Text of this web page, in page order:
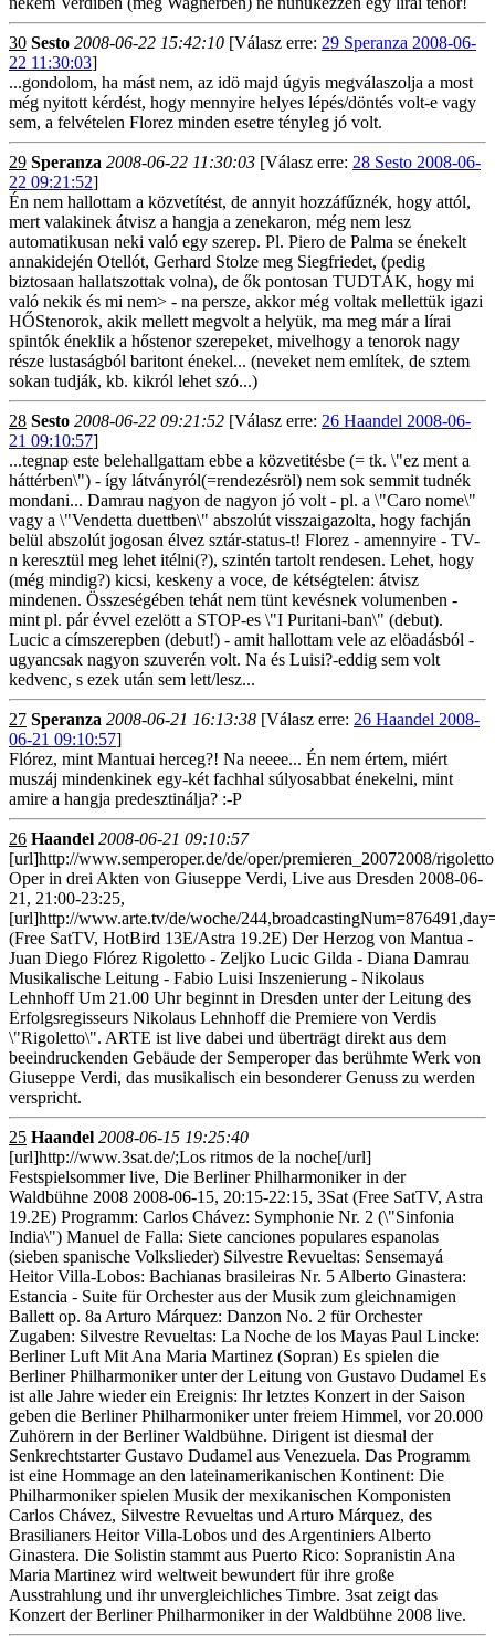
30 Sesto 2008-06-22 15:42:10 [Válasz erre: 29 Speranza 2008-06-
22 11:30:03]
...gondolom, ha mást nem, az idö majd úgyis megválaszolja a most
még nyitott kérdést, hogy mennyire helyes lépés/döntés volt-e vagy
sem, a felvételen Florez minden esetre tényleg jó volt.
29 Speranza 2008-06-22 11:30:03 [Válasz erre: 28 Sesto 2008-06-
22 09:21:52]
Én nem hallottam a közvetítést, de annyit hozzáfűznék, hogy attól,
mert valakinek átvisz a hangja a zenekaron, még nem lesz
automatikusan neki való egy szerep. Pl. Piero de Palma se énekelt
annakidején Otellót, Gerhard Stolze meg Siegfriedet, (pedig
biztosaan hallatszottak volna), de ők pontosan TUDTÁK, hogy mi
való nekik és mi nem> - na persze, akkor még voltak mellettük igazi
HŐStenorok, akik mellett megvolt a helyük, ma meg már a lírai
spintók éneklik a hőstenor szerepeket, mivelhogy a tenorok nagy
része lustaságból baritont énekel... (neveket nem említek, de sztem
sokan tudják, kb. kikról lehet szó...)
28 Sesto 2008-06-22 09:21:52 [Válasz erre: 26 Haandel 2008-06-
21 09:10:57]
...tegnap este belehallgattam ebbe a közvetitésbe (= tk. \"ez ment a
háttérben\") - így látványról(=rendezésröl) nem sok semmit tudnék
mondani... Damrau nagyon de nagyon jó volt - pl. a \"Caro nome\"
vagy a \"Vendetta duettben\" abszolút visszaigazolta, hogy fachján
belül abszolút jogosan élvez sztár-status-t! Florez - amennyire - TV-
n keresztül meg lehet itélni(?), szintén tartolt rendesen. Lehet, hogy
(még mindig?) kicsi, keskeny a voce, de kétségtelen: átvisz
mindenen. Összeségében tehát nem tünt kevésnek volumenben -
mint pl. pár évvel ezelött a STOP-es \"I Puritani-ban\" (debut).
Lucic a címszerepben (debut!) - amit hallottam vele az elöadásból -
ugyancsak nagyon szuverén volt. Na és Luisi?-eddig sem volt
kedvenc, s ezek után sem lett/lesz...
27 Speranza 2008-06-21 16:13:38 [Válasz erre: 26 Haandel 2008-
06-21 09:10:57]
Flórez, mint Mantuai herceg?! Na neeee... Én nem értem, miért
muszáj mindenkinek egy-két fachhal súlyosabbat énekelni, mint
amire a hangja predesztinálja? :-P
26 Haandel 2008-06-21 09:10:57
[url]http://www.semperoper.de/de/oper/premieren_20072008/
Oper in drei Akten von Giuseppe Verdi, Live aus Dresden 2008-06-
21, 21:00-23:25,
[url]http://www.arte.tv/de/woche/
(Free SatTV, HotBird 13E/Astra 19.2E) Der Herzog von Mantua -
Juan Diego Flórez Rigoletto - Zeljko Lucic Gilda - Diana Damrau
Musikalische Leitung - Fabio Luisi Inszenierung - Nikolaus
Lehnhoff Um 21.00 Uhr beginnt in Dresden unter der Leitung des
Erfolgsregisseurs Nikolaus Lehnhoff die Premiere von Verdis
\"Rigoletto\". ARTE ist live dabei und überträgt direkt aus dem
beeindruckenden Gebäude der Semperoper das berühmte Werk von
Giuseppe Verdi, das musikalisch ein besonderer Genuss zu werden
verspricht.
25 Haandel 2008-06-15 19:25:40
[url]http://www.3sat.de/;Los ritmos de la noche[/url]
Festspielsommer live, Die Berliner Philharmoniker in der
Waldbühne 2008 2008-06-15, 20:15-22:15, 3Sat (Free SatTV, Astra
19.2E) Programm: Carlos Chávez: Symphonie Nr. 2 (\"Sinfonia
India\") Manuel de Falla: Siete canciones populares espanolas
(sieben spanische Volkslieder) Silvestre Revueltas: Sensemayá
Heitor Villa-Lobos: Bachianas brasileiras Nr. 5 Alberto Ginastera:
Estancia - Suite für Orchester aus der Musik zum gleichnamigen
Ballett op. 8a Arturo Márquez: Danzon No. 2 für Orchester
Zugaben: Silvestre Revueltas: La Noche de los Mayas Paul Lincke:
Berliner Luft Mit Ana Maria Martinez (Sopran) Es spielen die
Berliner Philharmoniker unter der Leitung von Gustavo Dudamel Es
ist alle Jahre wieder ein Ereignis: Ihr letztes Konzert in der Saison
geben die Berliner Philharmoniker unter freiem Himmel, vor 20.000
Zuhörern in der Berliner Waldbühne. Dirigent ist diesmal der
Senkrechtstarter Gustavo Dudamel aus Venezuela. Das Programm
ist eine Hommage an den lateinamerikanischen Kontinent: Die
Philharmoniker spielen Musik der mexikanischen Komponisten
Carlos Chávez, Silvestre Revueltas und Arturo Márquez, des
Brasilianers Heitor Villa-Lobos und des Argentiniers Alberto
Ginastera. Die Solistin stammt aus Puerto Rico: Sopranistin Ana
Maria Martinez wird weltweit bewundert für ihre große
Ausstrahlung und ihr unvergleichliches Timbre. 3sat zeigt das
Konzert der Berliner Philharmoniker in der Waldbühne 2008 live.